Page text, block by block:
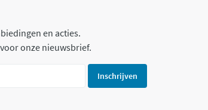
en acties.
onze nieuwsbrief.
Inschrijven